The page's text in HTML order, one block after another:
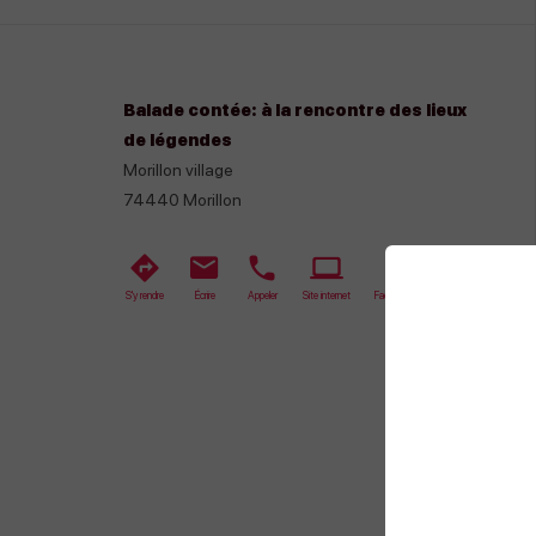
Balade contée: à la rencontre des lieux
de légendes
Morillon village
74440 Morillon
S'y rendre Écrire Appeler Site internet Facebook